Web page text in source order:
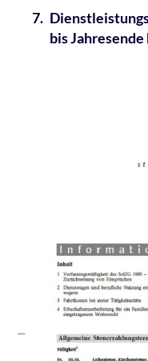
bis